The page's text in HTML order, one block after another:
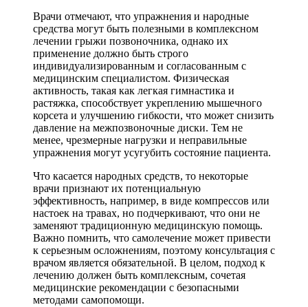
Врачи отмечают, что упражнения и народные
средства могут быть полезными в комплексном
лечении грыжи позвоночника, однако их
применение должно быть строго
индивидуализированным и согласованным с
медицинским специалистом. Физическая
активность, такая как легкая гимнастика и
растяжка, способствует укреплению мышечного
корсета и улучшению гибкости, что может снизить
давление на межпозвоночные диски. Тем не
менее, чрезмерные нагрузки и неправильные
упражнения могут усугубить состояние пациента.
Что касается народных средств, то некоторые
врачи признают их потенциальную
эффективность, например, в виде компрессов или
настоек на травах, но подчеркивают, что они не
заменяют традиционную медицинскую помощь.
Важно помнить, что самолечение может привести
к серьезным осложнениям, поэтому консультация с
врачом является обязательной. В целом, подход к
лечению должен быть комплексным, сочетая
медицинские рекомендации с безопасными
методами самопомощи.